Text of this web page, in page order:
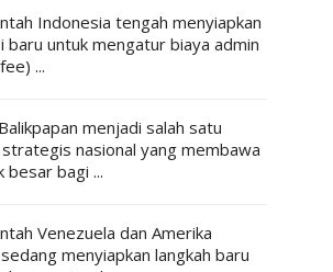
Indonesia tengah menyiapkan
baru untuk mengatur biaya admin
...
menjadi salah satu
nasional yang membawa
besar bagi ...
Venezuela dan Amerika
menyiapkan langkah baru